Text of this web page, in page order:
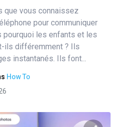
que vous connaissez
pour communiquer
pourquoi les enfants et les
ils différemment ? Ils
instantanés. Ils font...
How To